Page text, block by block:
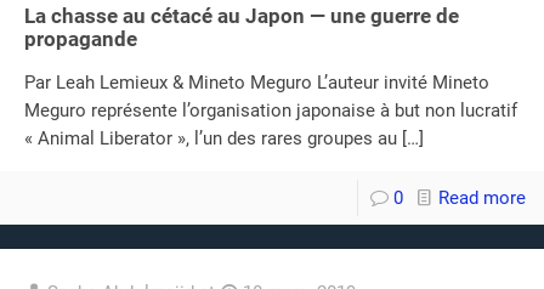
La chasse au cétacé au Japon — une guerre de
propagande
Par Leah Lemieux & Mineto Meguro L’auteur invité Mineto
Meguro représente l’organisation japonaise à but non lucratif
« Animal Liberator », l’un des rares groupes au […]
0 Read more